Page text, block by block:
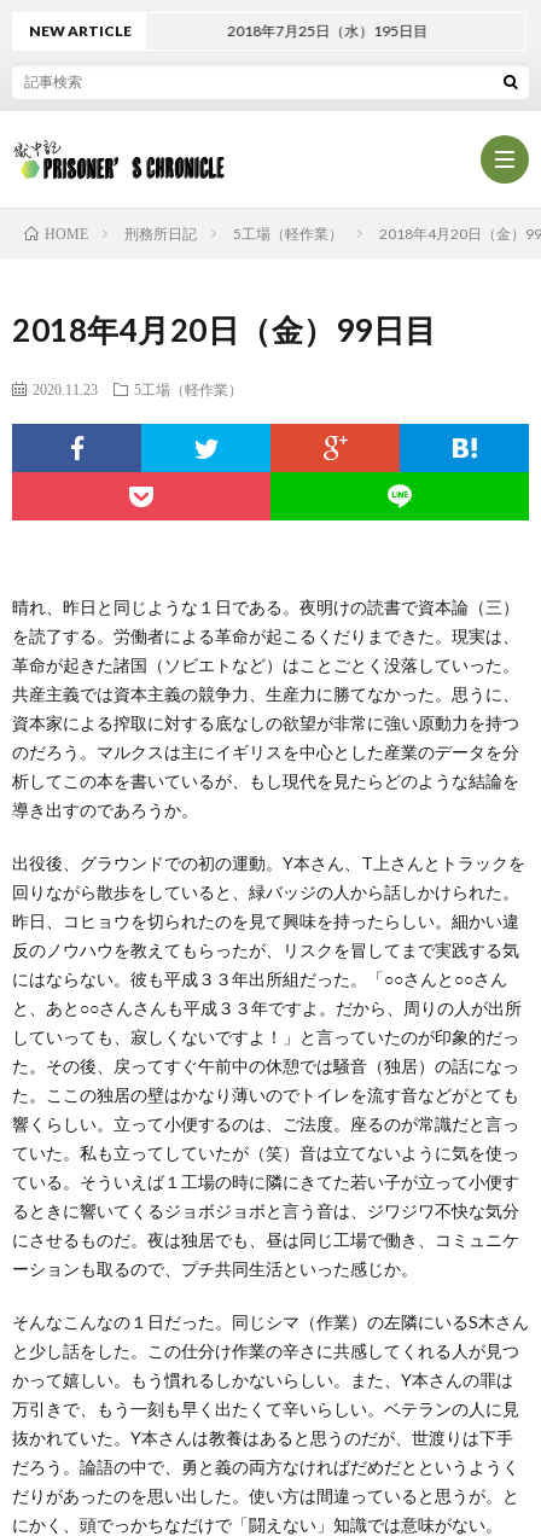
フ
ル
ラ
シ
ポ
シ
ー
お
合
せ
NEW ARTICLE 2018年7月25日（水）195日目
HOME 刑務所日記 5工場（軽作業） 2018年4月20日（金）
2018年4月20日（金）99日目
2020.11.23 5工場（軽作業）
晴れ、昨日と同じような１日である。夜明けの読書で資本論（三）
を読了する。労働者による革命が起こるくだりまできた。現実は、
革命が起きた諸国（ソビエトなど）はことごとく没落していった。
共産主義では資本主義の競争力、生産力に勝てなかった。思うに、
資本家による搾取に対する底なしの欲望が非常に強い原動力を持つ
のだろう。マルクスは主にイギリスを中心とした産業のデータを分
析してこの本を書いているが、もし現代を見たらどのような結論を
導き出すのであろうか。
出役後、グラウンドでの初の運動。Y本さん、T上さんとトラックを
回りながら散歩をしていると、緑バッジの人から話しかけられた。
昨日、コヒョウを切られたのを見て興味を持ったらしい。細かい違
反のノウハウを教えてもらったが、リスクを冒してまで実践する気
にはならない。彼も平成３３年出所組だった。「○○さんと○○さん
と、あと○○さんさんも平成３３年ですよ。だから、周りの人が出所
していっても、寂しくないですよ！」と言っていたのが印象的だっ
た。その後、戻ってすぐ午前中の休憩では騒音（独居）の話になっ
た。ここの独居の壁はかなり薄いのでトイレを流す音などがとても
響くらしい。立って小便するのは、ご法度。座るのが常識だと言っ
ていた。私も立ってしていたが（笑）音は立てないように気を使っ
ている。そういえば１工場の時に隣にきてた若い子が立って小便す
るときに響いてくるジョボジョボと言う音は、ジワジワ不快な気分
にさせるものだ。夜は独居でも、昼は同じ工場で働き、コミュニケ
ーションも取るので、プチ共同生活といった感じか。
そんなこんなの１日だった。同じシマ（作業）の左隣にいるS木さん
と少し話をした。この仕分け作業の辛さに共感してくれる人が見つ
かって嬉しい。もう慣れるしかないらしい。また、Y本さんの罪は
万引きで、もう一刻も早く出たくて辛いらしい。ベテランの人に見
抜かれていた。Y本さんは教養はあると思うのだが、世渡りは下手
だろう。論語の中で、勇と義の両方なければだめだとというようく
だりがあったのを思い出した。使い方は間違っていると思うが。と
にかく、頭でっかちなだけで「闘えない」知識では意味がない。